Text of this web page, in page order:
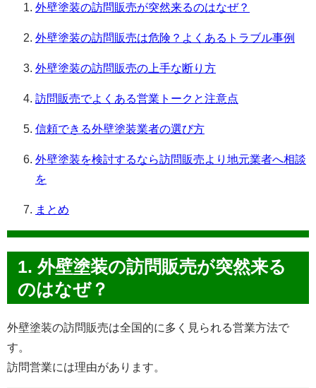
外壁塗装の訪問販売が突然来るのはなぜ？
外壁塗装の訪問販売は危険？よくあるトラブル事例
外壁塗装の訪問販売の上手な断り方
訪問販売でよくある営業トークと注意点
信頼できる外壁塗装業者の選び方
外壁塗装を検討するなら訪問販売より地元業者へ相談
を
まとめ
1. 外壁塗装の訪問販売が突然来る
のはなぜ？
外壁塗装の訪問販売は全国的に多く見られる営業方法で
す。
訪問営業には理由があります。